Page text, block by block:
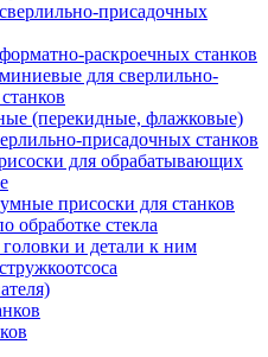
присадочных
раскроечных станков
для сверлильно-
(перекидные, флажковые)
присадочных станков
для обрабатывающих
присоски для станков
обработке стекла
и детали к ним